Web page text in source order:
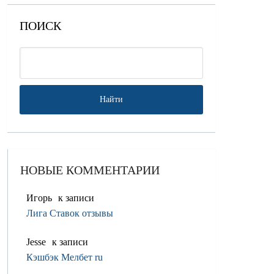
ПОИСК
НОВЫЕ КОММЕНТАРИИ
Игорь к записи
Лига Ставок отзывы
Jesse к записи
Кэшбэк Мелбет ru